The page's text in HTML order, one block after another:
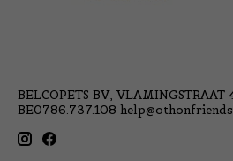
BELCOPETS BV,
BE0786.737.108